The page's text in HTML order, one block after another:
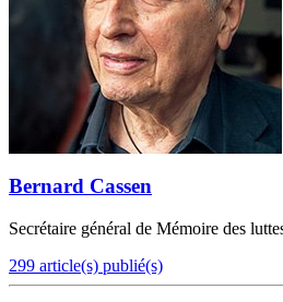
Bernard Cassen
Secrétaire général de Mémoire des
299 article(s) publié(s)